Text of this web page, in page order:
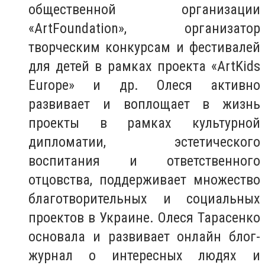
общественной организации
«ArtFoundation», организатор
творческим конкурсам и фестивалей
для детей в рамках проекта «ArtKids
Europe» и др. Олеся активно
развивает и воплощает в жизнь
проекты в рамках культурной
дипломатии, эстетического
воспитания и ответственного
отцовства, поддерживает множество
благотворительных и социальных
проектов в Украине. Олеся Тарасенко
основала и развивает онлайн блог-
журнал о интересных людях и